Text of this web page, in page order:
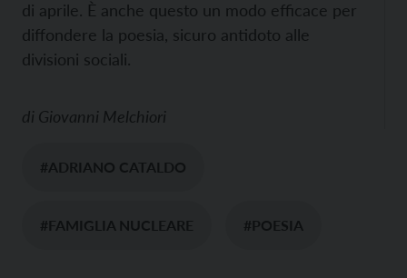
di aprile. È anche questo un modo efficace per
diffondere la poesia, sicuro antidoto alle
divisioni sociali.
di Giovanni Melchiori
#ADRIANO CATALDO
#FAMIGLIA NUCLEARE #POESIA